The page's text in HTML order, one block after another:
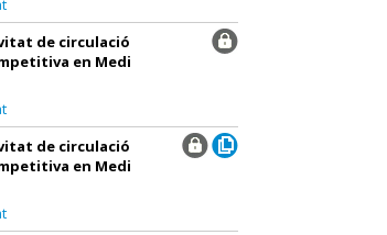
de circulació
en Medi
de circulació
en Medi